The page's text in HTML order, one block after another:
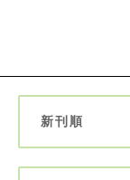
新刊順